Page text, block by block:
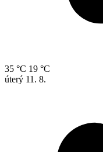
35 °C 19 °C
úterý 11. 8.